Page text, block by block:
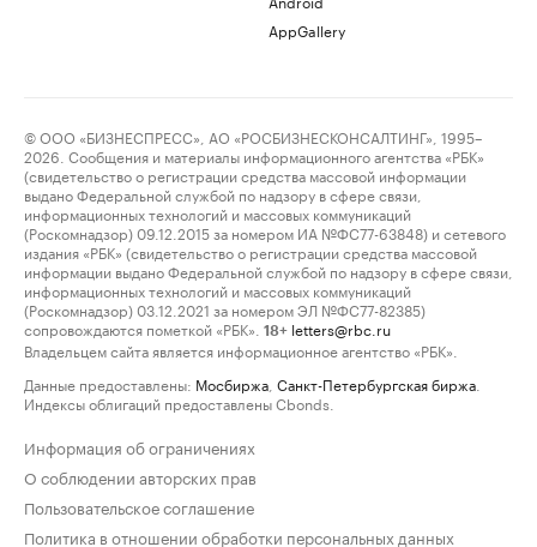
AppGallery
© ООО «БИЗНЕСПРЕСС», АО «РОСБИЗНЕСКОНСАЛТИНГ», 1995–
2026. Сообщения и материалы информационного агентства «РБК»
(свидетельство о регистрации средства массовой информации
выдано Федеральной службой по надзору в сфере связи,
информационных технологий и массовых коммуникаций
(Роскомнадзор) 09.12.2015 за номером ИА №ФС77-63848) и сетевого
издания «РБК» (свидетельство о регистрации средства массовой
информации выдано Федеральной службой по надзору в сфере связи,
информационных технологий и массовых коммуникаций
(Роскомнадзор) 03.12.2021 за номером ЭЛ №ФС77-82385)
сопровождаются пометкой «РБК».
18+ letters@rbc.ru
Владельцем сайта является информационное агентство «РБК».
Данные предоставлены: Мосбиржа Санкт-Петербургская биржа
Индексы облигаций предоставлены Cbonds.
Информация об ограничениях
О соблюдении авторских прав
Пользовательское соглашение
Политика в отношении обработки персональных данных